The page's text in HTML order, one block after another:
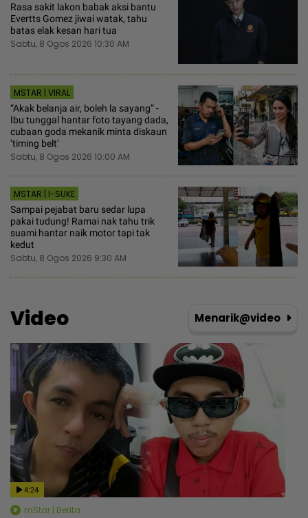
Rasa sakit lakon babak aksi bantu
Evertts Gomez jiwai watak, tahu
batas elak kesan hari tua
Sabtu, 8 Ogos 2026 10:30 AM
MSTAR | VIRAL
“Akak belanja air, boleh la sayang” -
Ibu tunggal hantar foto tayang dada,
cubaan goda mekanik minta diskaun
‘timing belt’
Sabtu, 8 Ogos 2026 10:00 AM
MSTAR | I-SUKE
Sampai pejabat baru sedar lupa
pakai tudung! Ramai nak tahu trik
suami hantar naik motor tapi tak
kedut
Sabtu, 8 Ogos 2026 9:30 AM
Video Menarik@video
4:24
mStar | Berita